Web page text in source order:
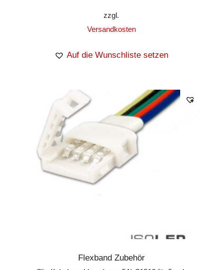
zzgl.
Versandkosten
Auf die Wunschliste setzen
Flexband Zubehör